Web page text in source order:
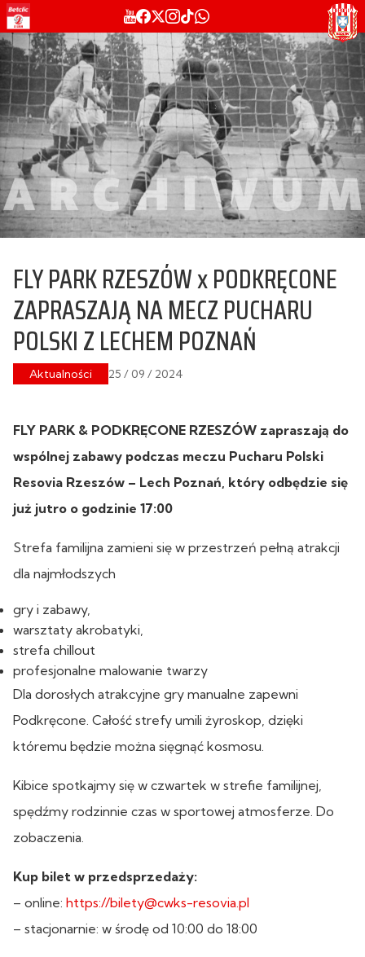
FLY PARK RZESZÓW x PODKRĘCONE
ZAPRASZAJĄ NA MECZ PUCHARU
POLSKI Z LECHEM POZNAŃ
Aktualności 25 / 09 / 2024
FLY PARK & PODKRĘCONE RZESZÓW zapraszają do
wspólnej zabawy podczas meczu Pucharu Polski
Resovia Rzeszów – Lech Poznań, który odbędzie się
już jutro o godzinie 17:00
Strefa familijna zamieni się w przestrzeń pełną atrakcji
dla najmłodszych
gry i zabawy,
warsztaty akrobatyki,
strefa chillout
profesjonalne malowanie twarzy
Dla dorosłych atrakcyjne gry manualne zapewni
Podkręcone. Całość strefy umili żyroskop, dzięki
któremu będzie można sięgnąć kosmosu.
Kibice spotkajmy się w czwartek w strefie familijnej,
spędźmy rodzinnie czas w sportowej atmosferze. Do
zobaczenia.
Kup bilet w przedsprzedaży:
– online: https://bilety@cwks-resovia.pl
– stacjonarnie: w środę od 10:00 do 18:00